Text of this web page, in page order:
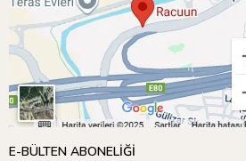
E-BÜLTEN ABONELİĞİ